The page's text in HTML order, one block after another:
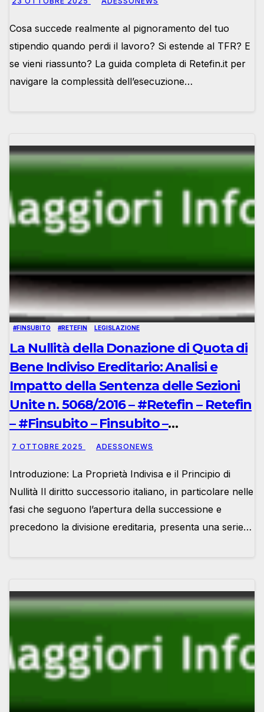
Cosa succede realmente al pignoramento del tuo
stipendio quando perdi il lavoro? Si estende al TFR? E
se vieni riassunto? La guida completa di Retefin.it per
navigare la complessità dell’esecuzione…
#FINSUBITO #RETEFIN LEGISLAZIONE
La Nullità della Donazione di Quota di
Bene Indiviso Ereditario: Analisi e
Impatto della Sentenza delle Sezioni
Unite n. 5068/2016 – #Retefin – Retefin
– #Finsubito – Finsubito –
#Adessonews – #Adessonews –
7 OTTOBRE 2025 ADESSONEWS
Introduzione: La Proprietà Indivisa e il Principio di
Nullità Il diritto successorio italiano, in particolare nelle
fasi che seguono l’apertura della successione e
precedono la divisione ereditaria, presenta una serie…